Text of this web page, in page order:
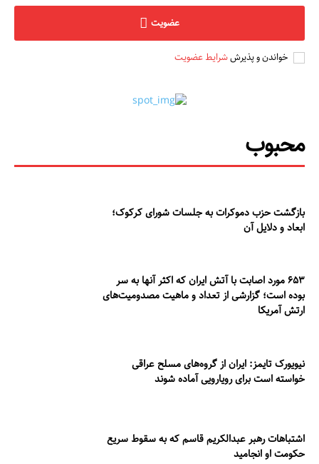
عضویت
خواندن و پذیرششرایط عضویت
محبوب
بازگشت حزب دموکرات به جلسات شورای کرکوک؛
ابعاد و دلایل آن
۶۵۳ مورد اصابت با آتش ایران که اکثر آنها به سر
بوده است؛ گزارشی از تعداد و ماهیت مصدومیت‌های
ارتش آمریکا
نیویورک تایمز: ایران از گروه‌های مسلح عراقی
خواسته است برای رویارویی آماده شوند
اشتباهات رهبر عبدالکریم قاسم که به سقوط سریع
حکومت او انجامید